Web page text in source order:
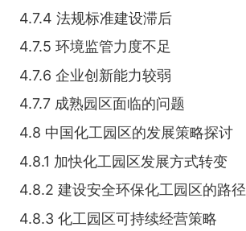
4.7.4 法规标准建设滞后
4.7.5 环境监管力度不足
4.7.6 企业创新能力较弱
4.7.7 成熟园区面临的问题
4.8 中国化工园区的发展策略探讨
4.8.1 加快化工园区发展方式转变
4.8.2 建设安全环保化工园区的路径
4.8.3 化工园区可持续经营策略